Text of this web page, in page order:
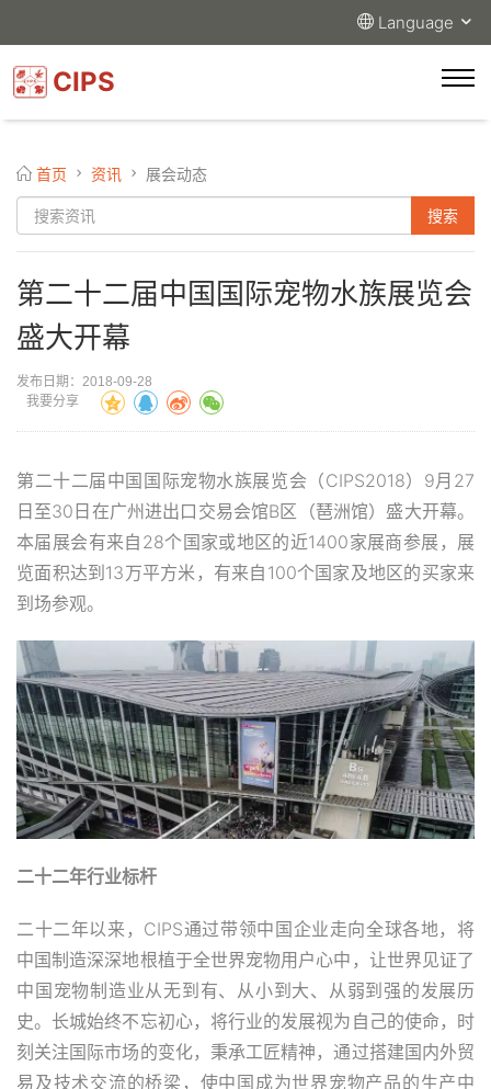
Language
CIPS
首页 资讯 展会动态
第二十二届中国国际宠物水族展览会
盛大开幕
发布日期：2018-09-28
我要分享
第二十二届中国国际宠物水族展览会（CIPS2018）9月27
日至30日在广州进出口交易会馆B区（琶洲馆）盛大开幕。
本届展会有来自28个国家或地区的近1400家展商参展，展
览面积达到13万平方米，有来自100个国家及地区的买家来
到场参观。
二十二年行业标杆
二十二年以来，CIPS通过带领中国企业走向全球各地，将
中国制造深深地根植于全世界宠物用户心中，让世界见证了
中国宠物制造业从无到有、从小到大、从弱到强的发展历
史。长城始终不忘初心，将行业的发展视为自己的使命，时
刻关注国际市场的变化，秉承工匠精神，通过搭建国内外贸
易及技术交流的桥梁，使中国成为世界宠物产品的生产中